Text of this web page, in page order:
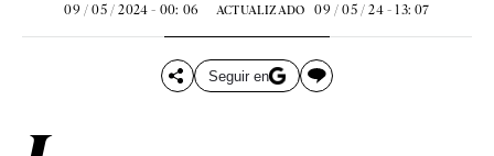
09 / 05 / 2024 - 00: 06 ACTUALIZADO 09 / 05 / 24 - 13: 07
Seguir en